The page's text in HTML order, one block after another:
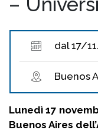
dal 17/
Buenos
Lunedì 17
Buenos Aires